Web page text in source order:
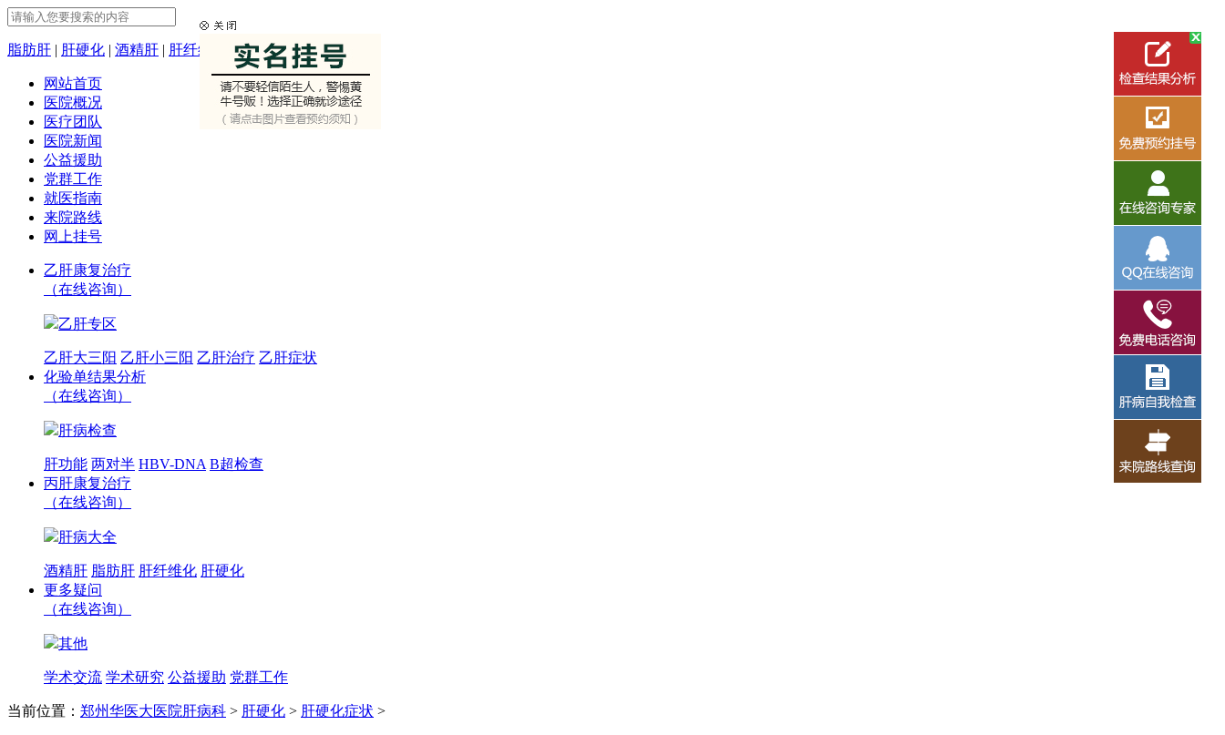
脂肪肝 | 肝硬化 | 酒精肝 | 肝纤维化
网站首页
医院概况
医疗团队
医院新闻
公益援助
党群工作
就医指南
来院路线
网上挂号
乙肝康复治疗
（在线咨询）
乙肝专区
乙肝大三阳 乙肝小三阳 乙肝治疗 乙肝症状
化验单结果分析
（在线咨询）
肝病检查
肝功能 两对半 HBV-DNA B超检查
丙肝康复治疗
（在线咨询）
肝病大全
酒精肝 脂肪肝 肝纤维化 肝硬化
更多疑问
（在线咨询）
其他
学术交流 学术研究 公益援助 党群工作
当前位置： 郑州华医大医院肝病科 > 肝硬化 > 肝硬化症状 >